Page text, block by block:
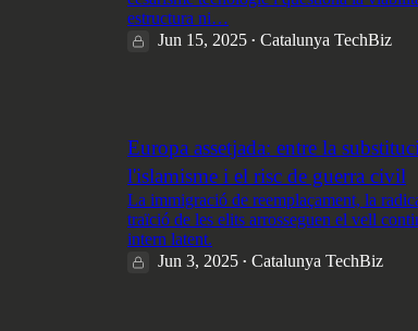
estructura ni…
Jun 15, 2025 • Catalunya TechBiz
Europa assetjada: entre la
l'islamisme i el risc de guerra civil
La immigració de reemplaçament, la
traïció de les elits arrosseguen el vell
intern latent.
Jun 3, 2025 • Catalunya TechBiz